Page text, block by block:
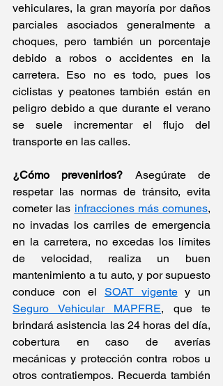
vehiculares, la gran mayoría por daños
parciales asociados generalmente a
choques, pero también un porcentaje
debido a robos o accidentes en la
carretera. Eso no es todo, pues los
ciclistas y peatones también están en
peligro debido a que durante el verano
se suele incrementar el flujo del
transporte en las calles.
¿Cómo prevenirlos? Asegúrate de
respetar las normas de tránsito, evita
cometer las infracciones más comunes,
no invadas los carriles de emergencia
en la carretera, no excedas los límites
de velocidad, realiza un buen
mantenimiento a tu auto, y por supuesto
conduce con el SOAT vigente
Seguro Vehicular MAPFRE, que te
brindará asistencia las 24 horas del día,
cobertura en caso de averías
mecánicas y protección contra robos u
otros contratiempos. Recuerda también